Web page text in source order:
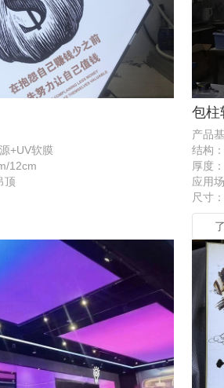
+UV软膜
12cm
顶
包柱
产品
结构
厚度
应用
尺寸